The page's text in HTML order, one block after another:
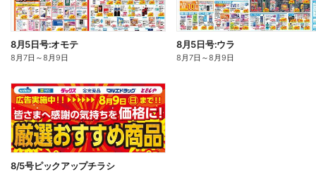
8月5日号:オモテ
8月7日 ～8月9日
8月5日号:ウラ
8月7日 ～8月9日
8/5号ピックアップチラシ